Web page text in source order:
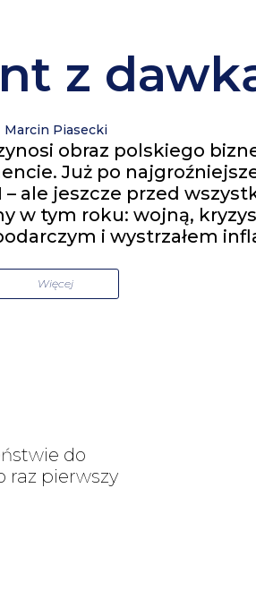
z
Marcin Piasecki
obraz polskiego
Już po
– ale jeszcze przed
w tym roku: wojną,
i wystrzałem
Więcej
do
raz pierwszy